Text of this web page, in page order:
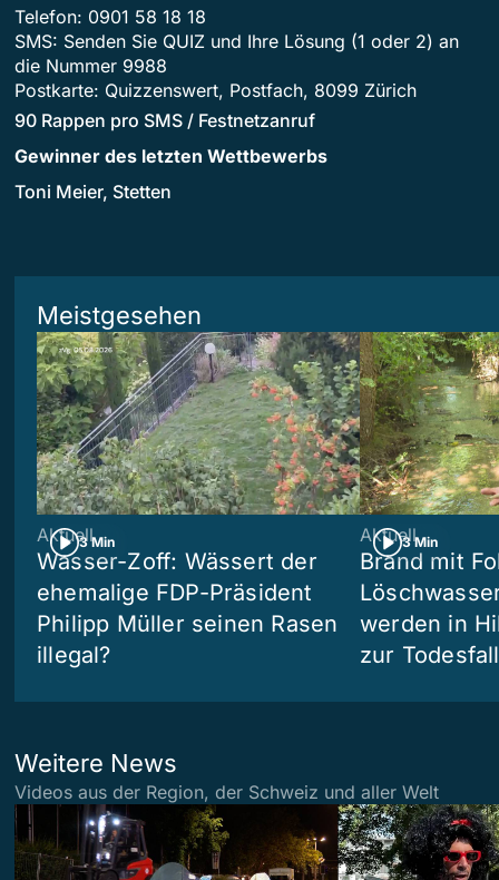
Telefon: 0901 58 18 18
SMS: Senden Sie QUIZ und Ihre Lösung (1 oder 2) an
die Nummer 9988
Postkarte: Quizzenswert, Postfach, 8099 Zürich
90 Rappen pro SMS / Festnetzanruf
Gewinner des letzten Wettbewerbs
Toni Meier, Stetten
Meistgesehen
3 Min
Aktuell
Wasser-Zoff: Wässert der
ehemalige FDP-Präsident
Philipp Müller seinen Rasen
illegal?
3 Min
Aktuell
Brand mit
werden in
zur
Weitere News
Videos aus der Region, der Schweiz und aller Welt